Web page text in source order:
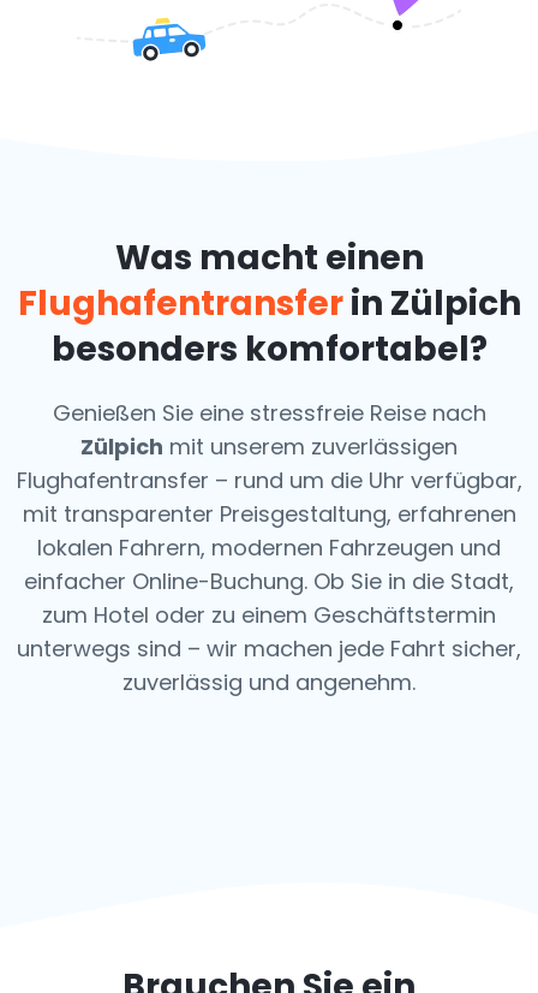
Was macht einen
Flughafentransferin Zülpich
besonders komfortabel?
Genießen Sie eine stressfreie Reise nach
Zülpich mit unserem zuverlässigen
Flughafentransfer – rund um die Uhr verfügbar,
mit transparenter Preisgestaltung, erfahrenen
lokalen Fahrern, modernen Fahrzeugen und
einfacher Online-Buchung. Ob Sie in die Stadt,
zum Hotel oder zu einem Geschäftstermin
unterwegs sind – wir machen jede Fahrt sicher,
zuverlässig und angenehm.